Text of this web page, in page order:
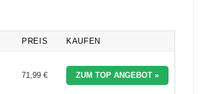
PREIS KAUFEN
71,99 € ZUM TOP ANGEBOT »